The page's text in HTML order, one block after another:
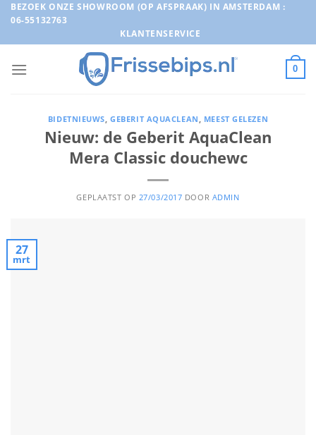
Ga
naar
inhoud
BEZOEK ONZE SHOWROOM (OP AFSPRAAK) IN AMSTERDAM :
06-55132763
KLANTENSERVICE
0
BIDETNIEUWS,GEBERIT AQUACLEAN, MEEST GELEZEN
Nieuw: de Geberit AquaClean
Mera Classic douchewc
GEPLAATST OP 27/03/2017 DOOR ADMIN
27
mrt